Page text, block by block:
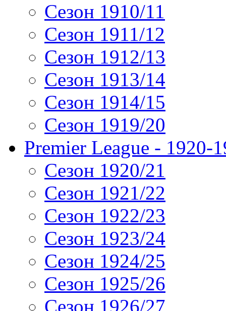
Сезон 1910/11
Сезон 1911/12
Сезон 1912/13
Сезон 1913/14
Сезон 1914/15
Сезон 1919/20
Premier League - 1920-
Сезон 1920/21
Сезон 1921/22
Сезон 1922/23
Сезон 1923/24
Сезон 1924/25
Сезон 1925/26
Сезон 1926/27